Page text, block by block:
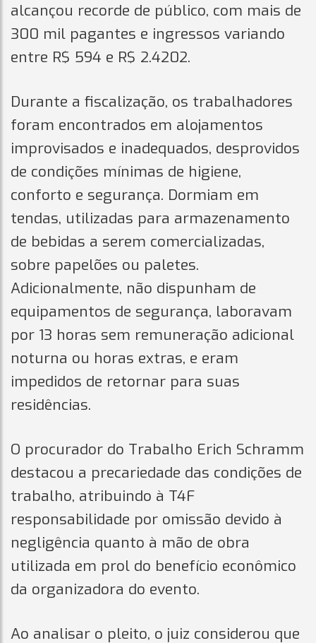
alcançou recorde de público, com mais de
300 mil pagantes e ingressos variando
entre R$ 594 e R$ 2.4202.
Durante a fiscalização, os trabalhadores
foram encontrados em alojamentos
improvisados e inadequados, desprovidos
de condições mínimas de higiene,
conforto e segurança. Dormiam em
tendas, utilizadas para armazenamento
de bebidas a serem comercializadas,
sobre papelões ou paletes.
Adicionalmente, não dispunham de
equipamentos de segurança, laboravam
por 13 horas sem remuneração adicional
noturna ou horas extras, e eram
impedidos de retornar para suas
residências.
O procurador do Trabalho Erich Schramm
destacou a precariedade das condições de
trabalho, atribuindo à T4F
responsabilidade por omissão devido à
negligência quanto à mão de obra
utilizada em prol do benefício econômico
da organizadora do evento.
Ao analisar o pleito, o juiz considerou que